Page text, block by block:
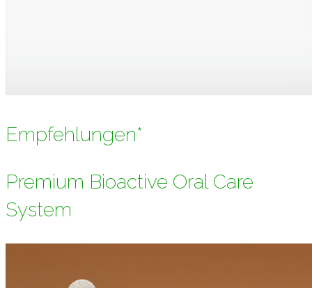
Empfehlungen*
Premium Bioactive Oral Care
System